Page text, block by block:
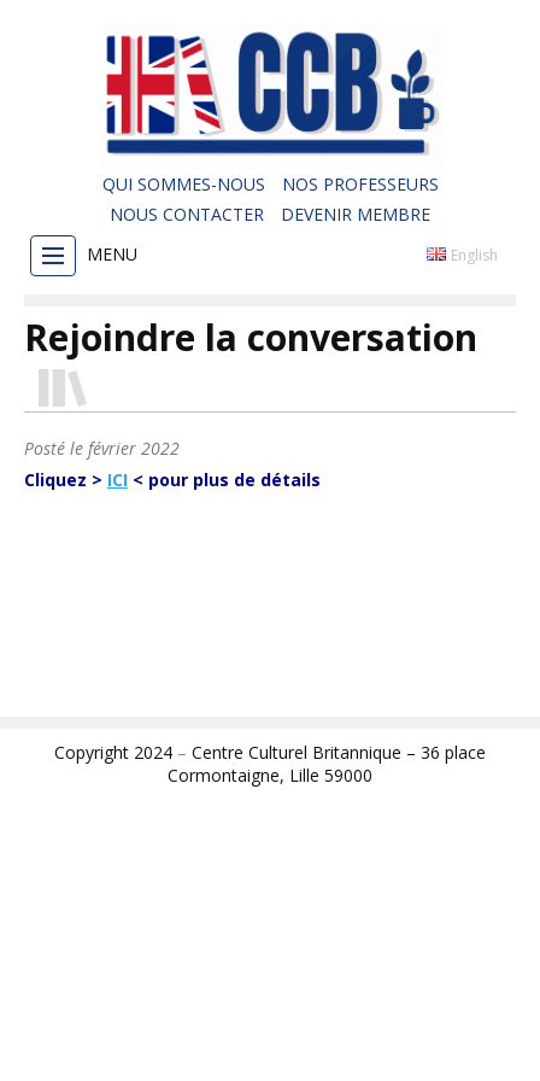
QUI SOMMES-NOUS
NOS PROFESSEURS
NOUS CONTACTER
DEVENIR MEMBRE
MENU
English
Rejoindre la conversation
Posté le février 2022
Cliquez > ICI < pour plus de détails
Copyright 2024 – Centre Culturel Britannique – 36 place
Cormontaigne, Lille 59000